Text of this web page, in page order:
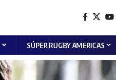
SÚPER RUGBY AMERICAS